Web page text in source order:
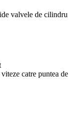
valvele de cilindru
catre puntea de